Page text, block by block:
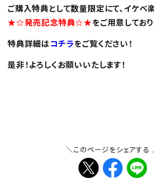
ご購入特典として数量限定にて、イケベ
★☆発売記念特典☆★をご用意しており
特典詳細はコチラをご覧ください！
是非！よろしくお願いいたします！
＼このページをシェアする